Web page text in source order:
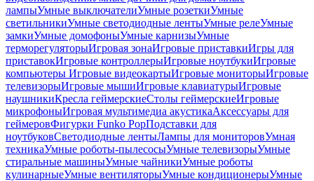
лампыУмные выключателиУмные розеткиУмные
светильникиУмные светодиодные лентыУмные релеУмные
замкиУмные домофоныУмные карнизыУмные
терморегуляторыИгровая зонаИгровые приставкиИгры для
приставокИгровые контроллерыИгровые ноутбукиИгровые
компьютеры Игровые видеокартыИгровые мониторыИгровые
телевизорыИгровые мышиИгровые клавиатурыИгровые
наушникиКресла геймерскиеСтолы геймерскиеИгровые
микрофоныИгровая мультимедиа акустикаАксессуары для
геймеровФигурки Funko PopПодставки для
ноутбуковСветодиодные лентыЛампы для мониторовУмная
техникаУмные роботы-пылесосыУмные телевизорыУмные
стиральные машиныУмные чайникиУмные роботы
кулинарныеУмные вентиляторыУмные кондиционерыУмные